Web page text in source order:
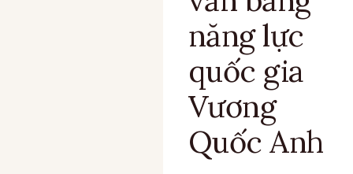
năng lực
quốc gia
Vương
Quốc Anh